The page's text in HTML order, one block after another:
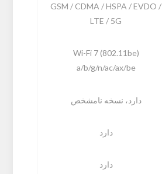
GSM / CDMA / HSPA / EVDO /
LTE / 5G
Wi-Fi 7 (802.11be)
a/b/g/n/ac/ax/be
دارد، نسخه نامشخص
دارد
دارد